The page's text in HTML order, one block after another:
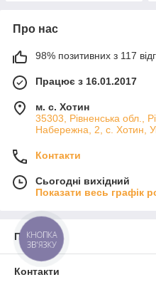
Про нас
98% позитивних з 117
Працює з 16.01.2017
м. с. Хотин
35303, Рівненська обл.,
Набережна, 2, с. Хотин,
Контакти
Сьогодні вихідний
Показати весь графік
Про нас
Контакти
КНОПКА
ЗВ'ЯЗКУ